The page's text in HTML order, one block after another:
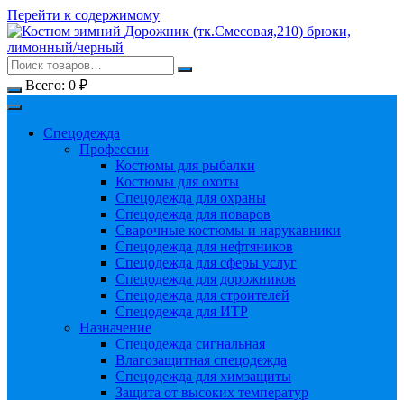
Перейти к содержимому
Всего: 0 ₽
Спецодежда
Профессии
Костюмы для рыбалки
Костюмы для охоты
Спецодежда для охраны
Спецодежда для поваров
Сварочные костюмы и нарукавники
Спецодежда для нефтяников
Спецодежда для сферы услуг
Спецодежда для дорожников
Спецодежда для строителей
Спецодежда для ИТР
Назначение
Спецодежда сигнальная
Влагозащитная спецодежда
Спецодежда для химзащиты
Защита от высоких температур